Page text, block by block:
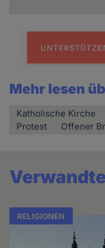
Mehr lesen
Katholische Kirche
Protest
Offener
RELIGIONEN